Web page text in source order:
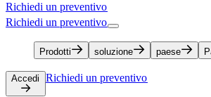
Richiedi un preventivo​​
Richiedi un preventivo​​
Prodotti​​ soluzione​​ paese​​
Accedi​​ Richiedi un preventivo​​